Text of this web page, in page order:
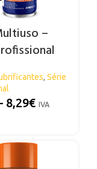
–
, Série
8,29€ IVA